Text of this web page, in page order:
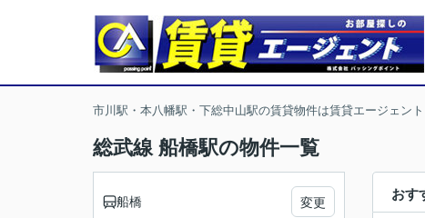
市川駅・本八幡駅・下総中山駅の賃貸物件は賃貸エージェン
総武線 船橋駅の物件一覧
おす
船橋 変更